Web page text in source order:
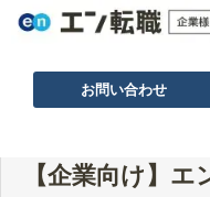
お問い合わせ
【企業向け】